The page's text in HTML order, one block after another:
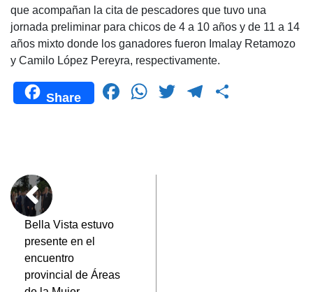
que acompañan la cita de pescadores que tuvo una
jornada preliminar para chicos de 4 a 10 años y de 11 a 14
años mixto donde los ganadores fueron Imalay Retamozo
y Camilo López Pereyra, respectivamente.
Share
F
W
A
T
T
Bella Vista estuvo
presente en el
encuentro
provincial de Áreas